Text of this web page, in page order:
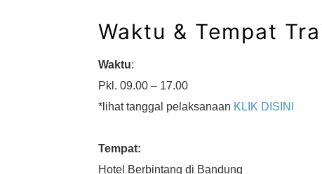
Waktu & Tempat
Waktu:
Pkl. 09.00 – 17.00
*lihat tanggal pelaksanaan KLIK DISINI
Tempat:
Hotel Berbintang di Bandung